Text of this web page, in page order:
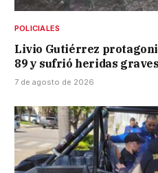
POLICIALES
Livio Gutiérrez
89 y sufrió heridas graves
7 de agosto de 2026